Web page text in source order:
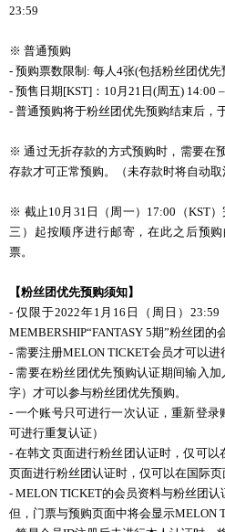
23:59
※ 普通预购
- 预购票数限制: 每人4张(包括粉丝团优先
- 预售日期[KST]： 10 月 21 日 (周五) 14:00 –
- 普通预购将于粉丝团优先预购结束后，
※ 通过无折存款的方式预购时 ，需要在
存款才可正常预购。（未存款时将自动取
※ 截止10 月 31 日（周一） 17:00 （KST）
三）起按顺序进行邮寄，在此之后预购
票。
【粉丝团优先预购须知】
- 仅限于2022年1月16日（周日）23:59
MEMBERSHIP“FANTASY 5期”粉丝团的
- 需要注册MELON TICKET会员才可以进
- 需要在粉丝团优先预购认证期间输入
字）才可以参与粉丝团优先预购。
- 一个账号只可进行一次认证，重新登
可进行重复认证）
-在韩文页面进行粉丝团认证时 ，仅 可以
页面进行粉丝团认证时 ， 仅可以在国际页
- MELON TICKET的会员资料与粉丝团认
但，门票与预购页面中将会显示MELON